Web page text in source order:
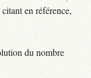
en référence,
du nombre